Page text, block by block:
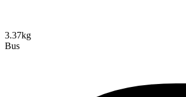
3.37kg
Bus